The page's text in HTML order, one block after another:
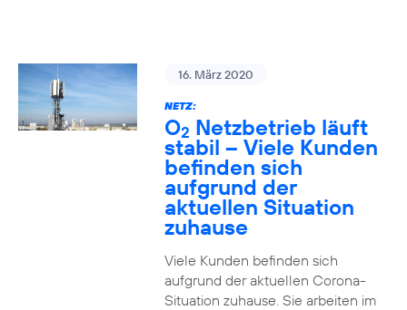
16. März 2020
NETZ:
O2 Netzbetrieb läuft
stabil – Viele Kunden
befinden sich
aufgrund der
aktuellen Situation
zuhause
Viele Kunden befinden sich
aufgrund der aktuellen Corona-
Situation zuhause. Sie arbeiten im